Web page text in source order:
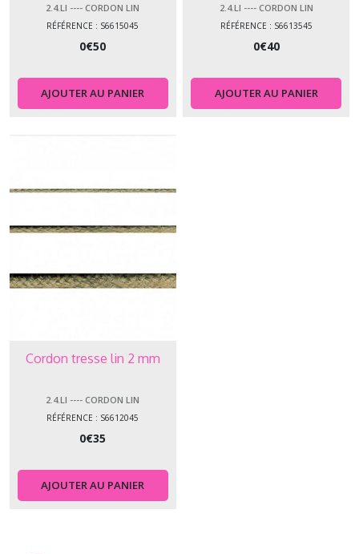
2.4.LI ---- CORDON LIN
RÉFÉRENCE : S6615045
0€50
AJOUTER AU PANIER
2.4.LI ---- CORDON LIN
RÉFÉRENCE : S6613545
0€40
AJOUTER AU PANIER
Cordon tresse lin 2 mm
2.4.LI ---- CORDON LIN
RÉFÉRENCE : S6612045
0€35
AJOUTER AU PANIER